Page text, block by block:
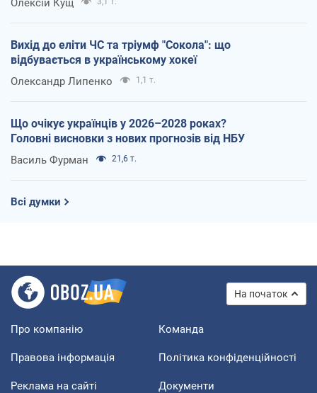
Олексій Кущ
Вихід до еліти ЧС та тріумф "Сокола": що
відбувається в українському хокеї
Олександр Липенко 1,1 т.
Що очікує українців у 2026–2028 роках?
Головні висновки з нових прогнозів від НБУ
Василь Фурман 21,6 т.
Всі думки
На початок
Про компанію Команда
Правова інформація Політика конфіденційності
Реклама на сайті Документи